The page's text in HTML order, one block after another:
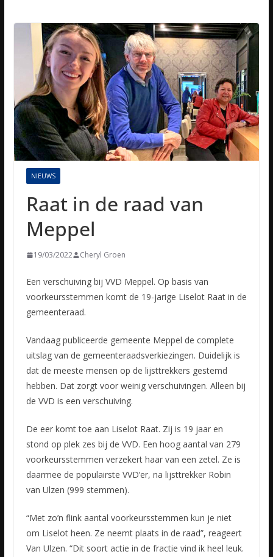
NIEUWS
Raat in de raad van
Meppel
19/03/2022 Cheryl Groen
Een verschuiving bij VVD Meppel. Op basis van
voorkeursstemmen komt de 19-jarige Liselot Raat in de
gemeenteraad.
Vandaag publiceerde gemeente Meppel de complete
uitslag van de gemeenteraadsverkiezingen. Duidelijk is
dat de meeste mensen op de lijsttrekkers gestemd
hebben. Dat zorgt voor weinig verschuivingen. Alleen bij
de VVD is een verschuiving.
De eer komt toe aan Liselot Raat. Zij is 19 jaar en
stond op plek zes bij de VVD. Een hoog aantal van 279
voorkeursstemmen verzekert haar van een zetel. Ze is
daarmee de populairste VVD’er, na lijsttrekker Robin
van Ulzen (999 stemmen).
“Met zo’n flink aantal voorkeursstemmen kun je niet
om Liselot heen. Ze neemt plaats in de raad”, reageert
Van Ulzen. “Dit soort actie in de fractie vind ik heel leuk.